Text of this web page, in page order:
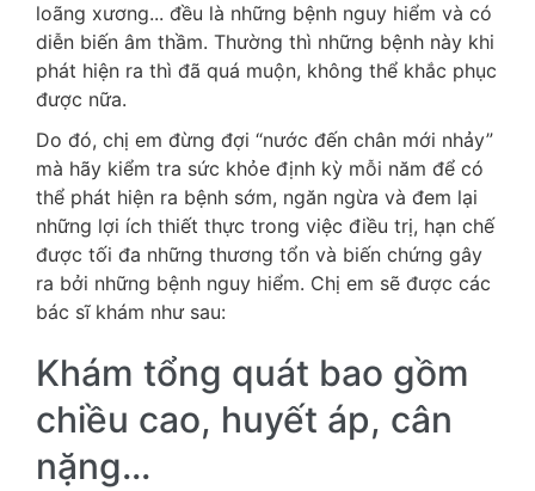
loãng xương... đều là những bệnh nguy hiểm và có
diễn biến âm thầm. Thường thì những bệnh này khi
phát hiện ra thì đã quá muộn, không thể khắc phục
được nữa.
Do đó, chị em đừng đợi “nước đến chân mới nhảy”
mà hãy kiểm tra sức khỏe định kỳ mỗi năm để có
thể phát hiện ra bệnh sớm, ngăn ngừa và đem lại
những lợi ích thiết thực trong việc điều trị, hạn chế
được tối đa những thương tổn và biến chứng gây
ra bởi những bệnh nguy hiểm. Chị em sẽ được các
bác sĩ khám như sau:
Khám tổng quát bao gồm
chiều cao, huyết áp, cân
nặng...